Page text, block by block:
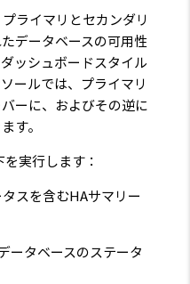
ライマリとセカンダリ
データベースの可用性
ッシュボードスタイル
ールでは、プライマリ
ーに、およびその逆に
す。
実行します：
スを含むHAサマリー
ータベースのステータ